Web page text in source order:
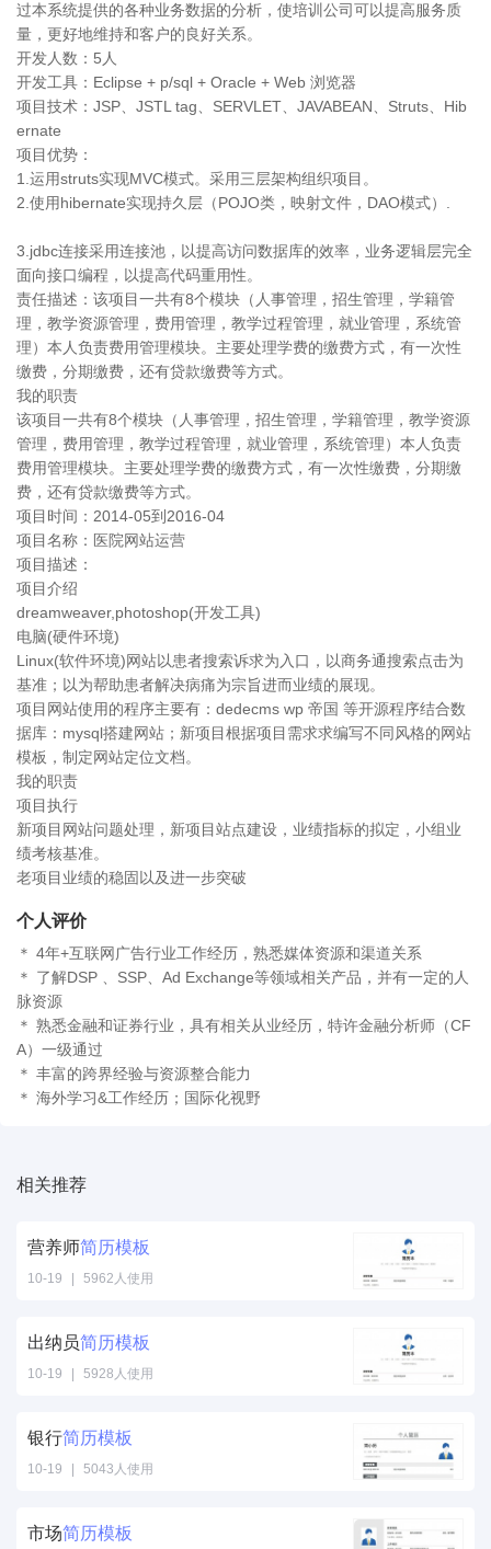
过本系统提供的各种业务数据的分析，使培训公司可以提高服务质
量，更好地维持和客户的良好关系。
开发人数：5人
开发工具：Eclipse + p/sql + Oracle + Web 浏览器
项目技术：JSP、JSTL tag、SERVLET、JAVABEAN、Struts、Hib
ernate
项目优势：
1.运用struts实现MVC模式。采用三层架构组织项目。
2.使用hibernate实现持久层（POJO类，映射文件，DAO模式）.
3.jdbc连接采用连接池，以提高访问数据库的效率，业务逻辑层完全
面向接口编程，以提高代码重用性。
责任描述：该项目一共有8个模块（人事管理，招生管理，学籍管
理，教学资源管理，费用管理，教学过程管理，就业管理，系统管
理）本人负责费用管理模块。主要处理学费的缴费方式，有一次性
缴费，分期缴费，还有贷款缴费等方式。
我的职责
该项目一共有8个模块（人事管理，招生管理，学籍管理，教学资源
管理，费用管理，教学过程管理，就业管理，系统管理）本人负责
费用管理模块。主要处理学费的缴费方式，有一次性缴费，分期缴
费，还有贷款缴费等方式。
项目时间：2014-05到2016-04
项目名称：医院网站运营
项目描述：
项目介绍
dreamweaver,photoshop(开发工具)
电脑(硬件环境)
Linux(软件环境)网站以患者搜索诉求为入口，以商务通搜索点击为
基准；以为帮助患者解决病痛为宗旨进而业绩的展现。
项目网站使用的程序主要有：dedecms wp 帝国 等开源程序结合数
据库：mysql搭建网站；新项目根据项目需求求编写不同风格的网站
模板，制定网站定位文档。
我的职责
项目执行
新项目网站问题处理，新项目站点建设，业绩指标的拟定，小组业
绩考核基准。
老项目业绩的稳固以及进一步突破
个人评价
＊ 4年+互联网广告行业工作经历，熟悉媒体资源和渠道关系
＊ 了解DSP 、SSP、Ad Exchange等领域相关产品，并有一定的人
脉资源
＊ 熟悉金融和证券行业，具有相关从业经历，特许金融分析师（CF
A）一级通过
＊ 丰富的跨界经验与资源整合能力
＊ 海外学习&工作经历；国际化视野
相关推荐
营养师简历模板
10-19 5962人使用
出纳员简历模板
10-19 5928人使用
银行简历模板
10-19 5043人使用
市场简历模板